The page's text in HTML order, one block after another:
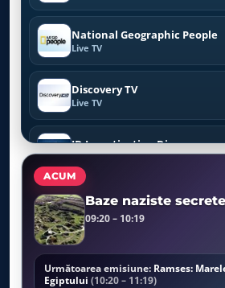
National Geographic People
Live TV
Discovery TV
Live TV
ID Investigation Disovery
Live TV
Crime Investigation TV
Live TV
Viasat Nature
Live TV
ACUM
Baze naziste secrete
09:20 – 10:19
Următoarea emisiune: Ramses:
Egiptului (10:20 – 11:19)